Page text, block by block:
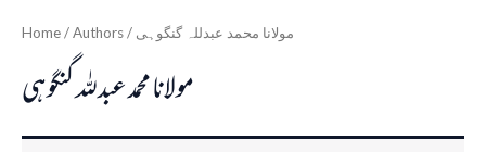
Home / Authors / مولانا محمد عبدللہ گنگوہی
مولانا محمد عبدللہ گنگوہی